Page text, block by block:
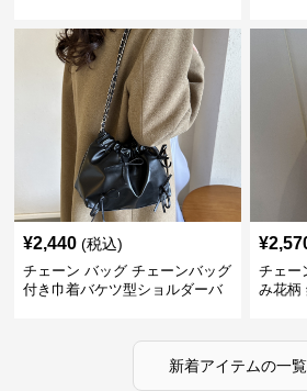
¥2,440 (税込)
チェーン バッグ チェーンバッグ
付き巾着バケツ型ショルダーバ
¥
チェー
み花柄
新着アイテムの一